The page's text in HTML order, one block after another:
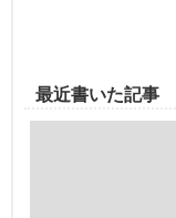
最近書いた記事